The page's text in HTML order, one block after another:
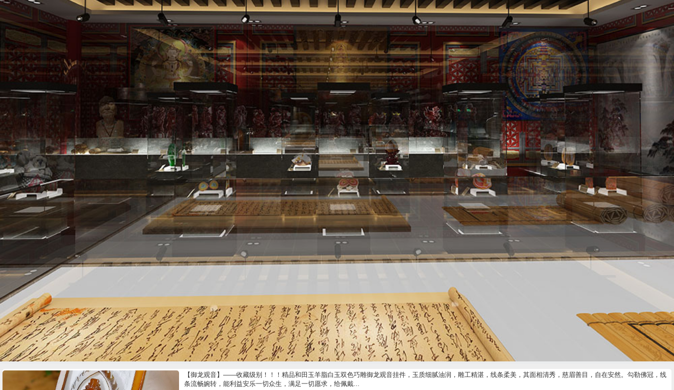
【御龙观音】——收藏级别！！！精品和田玉羊脂白玉双色巧雕御龙观音挂件，玉质细腻油润，雕工精湛，线条柔美，其面相清秀，慈眉善目，自在安然。勾勒佛冠，线
条流畅婉转，能利益安乐一切众生，满足一切愿求，给佩戴...